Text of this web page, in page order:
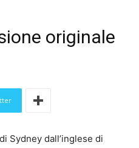
originale
Sydney dall’inglese di